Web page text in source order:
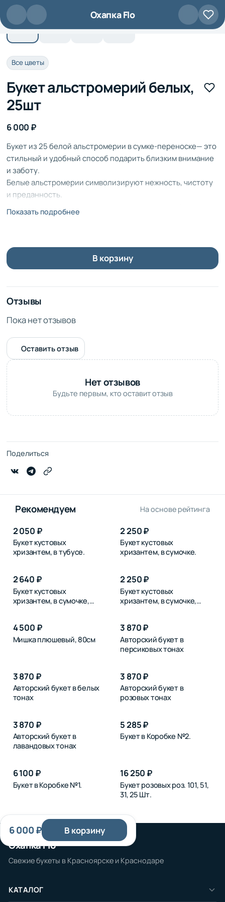
Перейти к основному содержанию
Охапка Flo
Все цветы
Букет альстромерий белых,
25шт
6 000 ₽
Букет из 25 белой альстромерии в сумке-переноске— это
стильный и удобный способ подарить близким внимание
и заботу.
Белые альстромерии символизируют нежность, чистоту
и преданность.
Этот букет станет прекрасным подарком на любой
праздник или событие.Благодаря удобной сумке-
Показать подробнее
В корзину
Отзывы
Пока нет отзывов
Оставить отзыв
Нет отзывов
Будьте первым, кто оставит отзыв
Поделиться
Рекомендуем На основе рейтинга
2 050 ₽
Букет кустовых
хризантем, в тубусе.
2 250 ₽
Букет кустовых
хризантем, в сумочке.
2 640 ₽
Букет кустовых
хризантем, в сумочке,
2 250 ₽
Букет кустовых
хризантем, в сумочке,
4 500 ₽
Мишка плюшевый, 80см
3 870 ₽
Авторский букет в
персиковых тонах
3 870 ₽
Авторский букет в белых
тонах
3 870 ₽
Авторский букет в
розовых тонах
3 870 ₽
Авторский букет в
лавандовых тонах
5 285 ₽
Букет в Коробке №2.
6 100 ₽
Букет в Коробке №1.
16 250 ₽
Букет розовых роз. 101, 51,
31, 25 Шт.
6 000 ₽ В корзину
Охапка Flo
Свежие букеты в Красноярске и Краснодаре
КАТАЛОГ